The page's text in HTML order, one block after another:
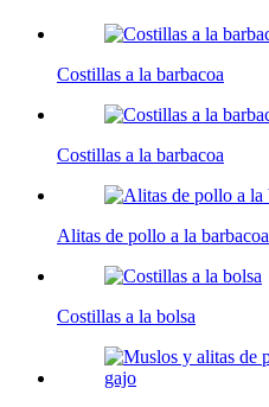
Costillas a la barbacoa
Costillas a la barbacoa
Alitas de pollo a la barbacoa
Costillas a la bolsa